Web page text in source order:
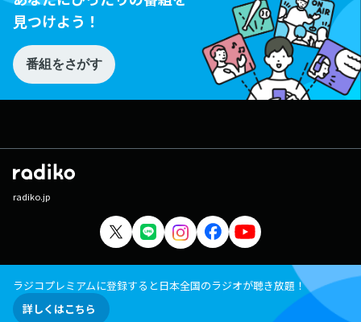
見つけよう！
番組をさがす
radiko.jp
ラジコプレミアムに登録すると日本全国のラジオが聴き放題！
詳しくはこちら